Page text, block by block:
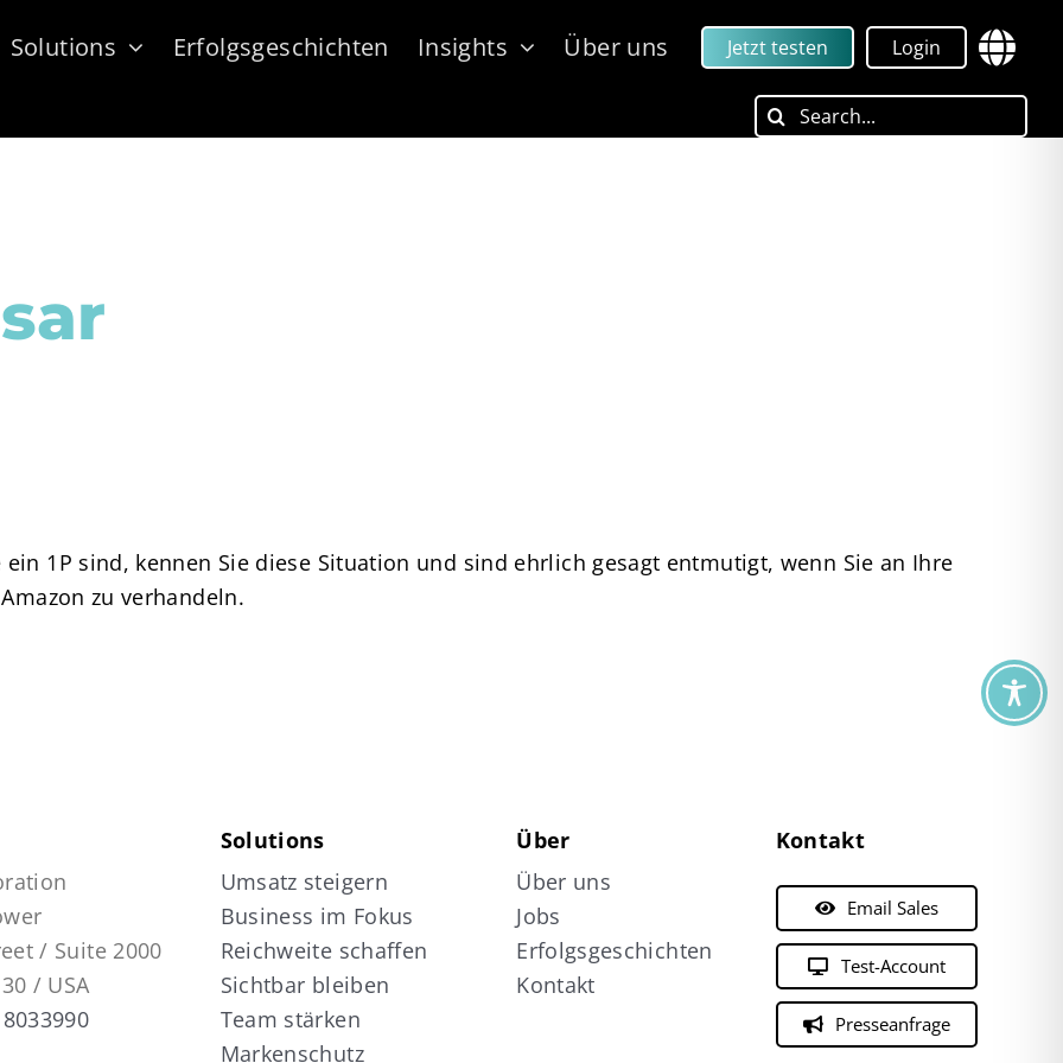
Solutions Erfolgsgeschichten Insights Über uns Jetzt testen Login
Search
for:
1P sind, kennen Sie diese Situation und sind ehrlich gesagt entmutigt, wenn Sie an Ihre
zu verhandeln.
/ Suite 2000
/ USA
Solutions
Umsatz steigern
Business im Fokus
Reichweite schaffen
Sichtbar bleiben
Team stärken
Markenschutz
Über
Über uns
Jobs
Erfolgsgeschichten
Kontakt
Kontakt
Email Sales
Test-Account
Presseanfrage